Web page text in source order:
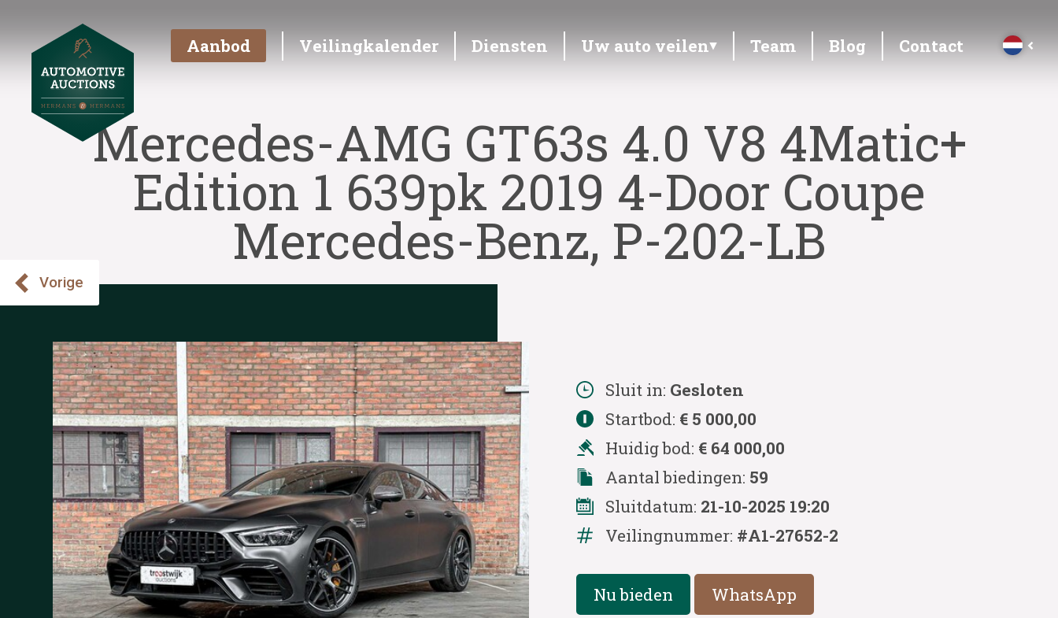
Aanbod Veilingkalender Diensten Uw auto veilen Team Blog Contact
Mercedes-AMG GT63s 4.0 V8 4Matic+
Edition 1 639pk 2019 4-Door Coupe
Mercedes-Benz, P-202-LB
Sluit in: Gesloten
Startbod: € 5 000,00
Huidig bod: € 64 000,00
Aantal biedingen: 59
Sluitdatum: 21-10-2025 19:20
Veilingnummer: #A1-27652-2
Nu bieden WhatsApp
Vorige